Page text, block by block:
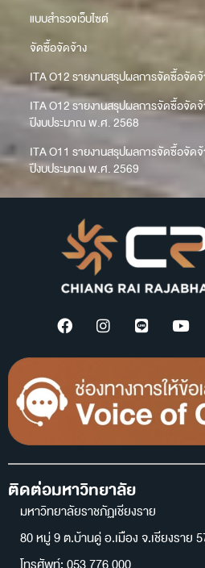
แบบสำรวจเว็บไซต์
จัดซื้อจัดจ้าง
ITA O12 รายงานสรุปผลการจัดซื้อจัด
ITA O12 รายงานสรุปผลการจัดซื้อจัดจ้
ปีงบประมาณ พ.ศ. 2568
ITA O11 รายงานสรุปผลการจัดซื้อจัดจ้
ปีงบประมาณ พ.ศ. 2569
ติดต่อมหาวิทยาลัย
มหาวิทยาลัยราชภัฏเชียงราย
80 หมู่ 9 ต.บ้านดู่ อ.เมือง จ.เชียงราย